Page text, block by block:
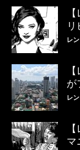
レ
が
レ
マ